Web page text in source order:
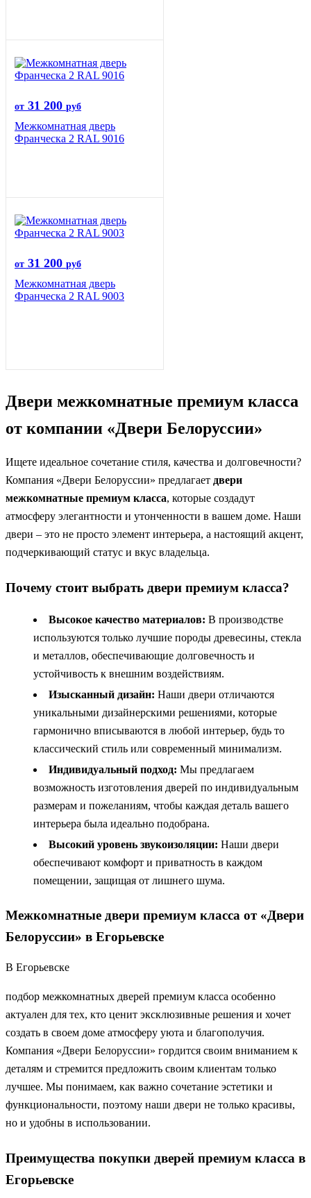
от 31 200 руб
Межкомнатная дверь
Франческа 2 RAL 9016
от 31 200 руб
Межкомнатная дверь
Франческа 2 RAL 9003
Двери межкомнатные премиум класса
от компании «Двери Белоруссии»
Ищете идеальное сочетание стиля, качества и долговечности?
Компания «Двери Белоруссии» предлагает двери
межкомнатные премиум класса, которые создадут
атмосферу элегантности и утонченности в вашем доме. Наши
двери – это не просто элемент интерьера, а настоящий акцент,
подчеркивающий статус и вкус владельца.
Почему стоит выбрать двери премиум класса?
Высокое качество материалов: В производстве
используются только лучшие породы древесины, стекла
и металлов, обеспечивающие долговечность и
устойчивость к внешним воздействиям.
Изысканный дизайн: Наши двери отличаются
уникальными дизайнерскими решениями, которые
гармонично вписываются в любой интерьер, будь то
классический стиль или современный минимализм.
Индивидуальный подход: Мы предлагаем
возможность изготовления дверей по индивидуальным
размерам и пожеланиям, чтобы каждая деталь вашего
интерьера была идеально подобрана.
Высокий уровень звукоизоляции: Наши двери
обеспечивают комфорт и приватность в каждом
помещении, защищая от лишнего шума.
Межкомнатные двери премиум класса от «Двери
Белоруссии» в Егорьевске
В Егорьевске
подбор межкомнатных дверей премиум класса особенно
актуален для тех, кто ценит эксклюзивные решения и хочет
создать в своем доме атмосферу уюта и благополучия.
Компания «Двери Белоруссии» гордится своим вниманием к
деталям и стремится предложить своим клиентам только
лучшее. Мы понимаем, как важно сочетание эстетики и
функциональности, поэтому наши двери не только красивы,
но и удобны в использовании.
Преимущества покупки дверей премиум класса в
Егорьевске